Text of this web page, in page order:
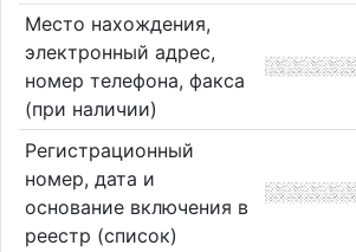
Место нахождения,
электронный адрес,
номер телефона, факса
(при наличии)
Регистрационный
номер, дата и
основание включения в
реестр (список)